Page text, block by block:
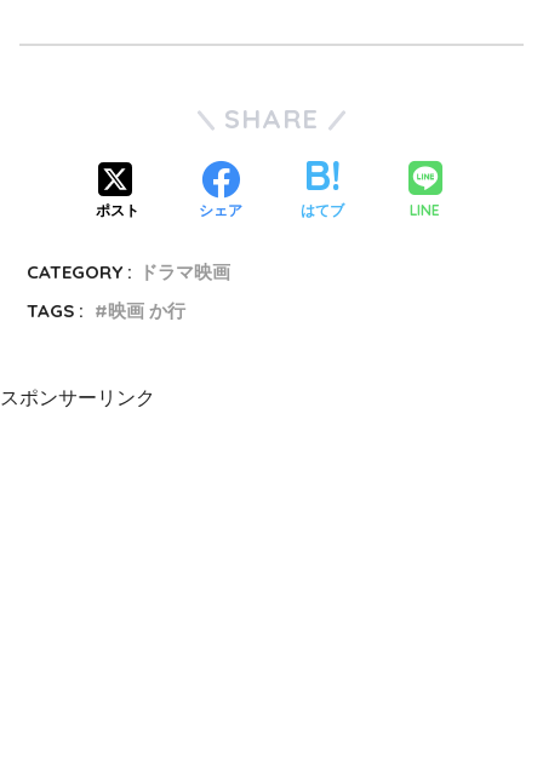
SHARE
ポスト シェア はてブ LINE
CATEGORY :
ドラマ映画
TAGS :
映画 か行
スポンサーリンク